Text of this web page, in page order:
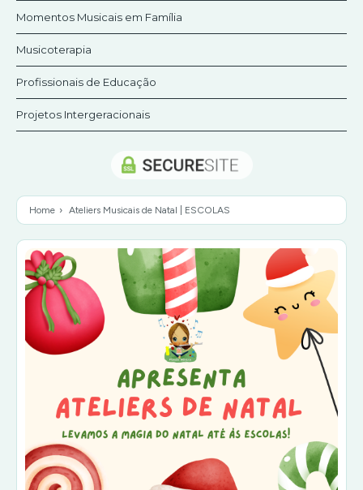
Jogos Flauta Mágica
KitOrff
Momentos Musicais em Família
Musicoterapia
Profissionais de Educação
Projetos Intergeracionais
Home › Ateliers Musicais de Natal | ESCOLAS